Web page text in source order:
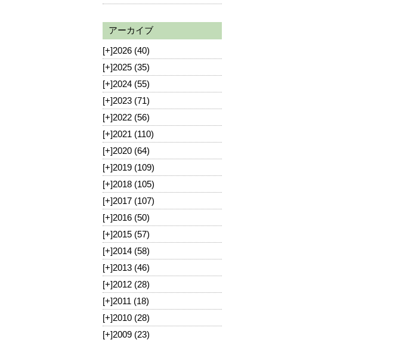
アーカイブ
[+]2026 (40)
[+]2025 (35)
[+]2024 (55)
[+]2023 (71)
[+]2022 (56)
[+]2021 (110)
[+]2020 (64)
[+]2019 (109)
[+]2018 (105)
[+]2017 (107)
[+]2016 (50)
[+]2015 (57)
[+]2014 (58)
[+]2013 (46)
[+]2012 (28)
[+]2011 (18)
[+]2010 (28)
[+]2009 (23)